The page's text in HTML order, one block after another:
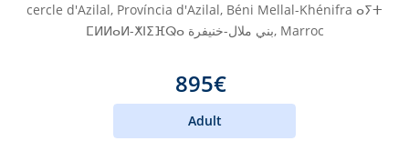
cercle d'Azilal, Província d'Azilal, Béni Mellal-Khénifra ⴰⵢⵜ
ⵎⵍⵍⴰⵍ-ⵅⵏⵉⴼⵕⴰ بني ملال-خنيفرة, Marroc
895€
Adult